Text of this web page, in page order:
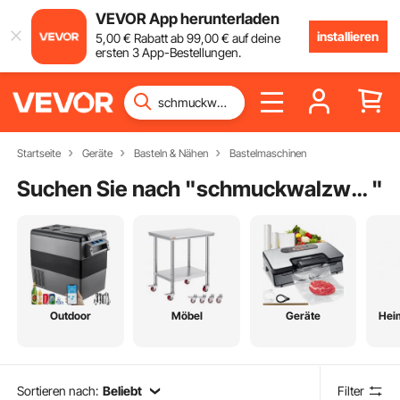
VEVOR App herunterladen
5,00€ Rabatt ab99,00€ auf deine
ersten 3 App-Bestellungen.
installieren
Startseite Geräte Basteln & Nähen Bastelmaschinen
Suchen Sie nach " schmuckwalzwerk "
Outdoor Möbel Geräte
Sortieren nach: Beliebt Filter